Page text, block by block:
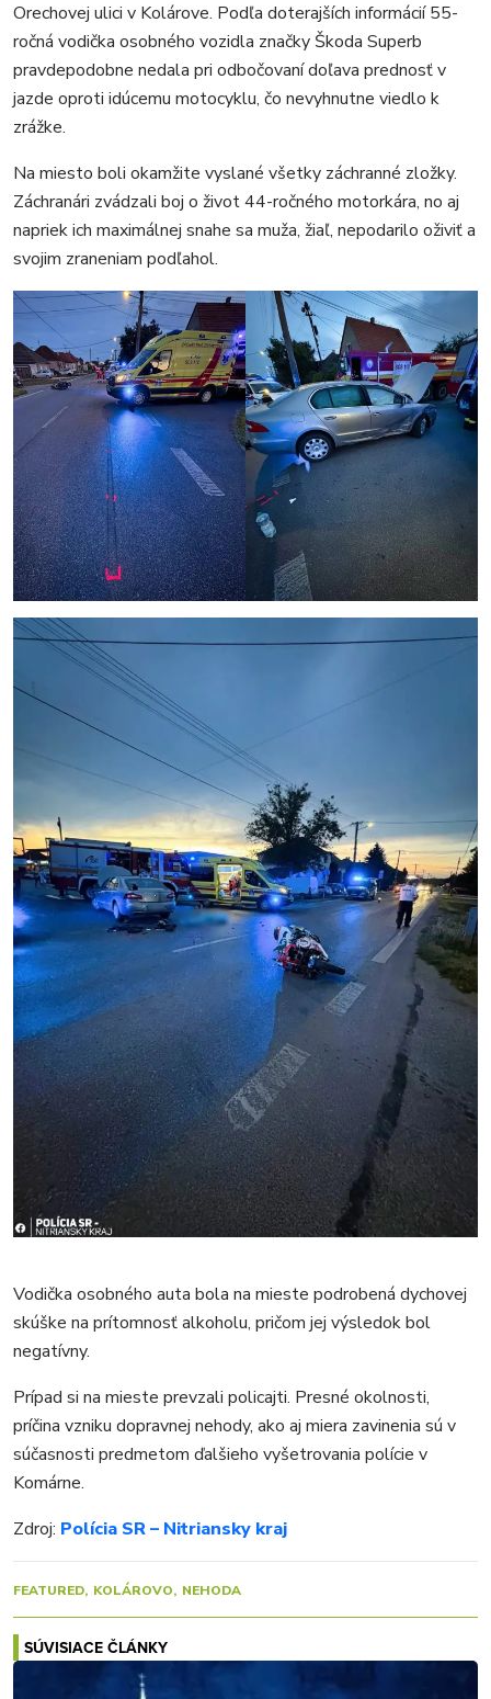
Orechovej ulici v Kolárove. Podľa doterajších informácií 55-
ročná vodička osobného vozidla značky Škoda Superb
pravdepodobne nedala pri odbočovaní doľava prednosť v
jazde oproti idúcemu motocyklu, čo nevyhnutne viedlo k
zrážke.
Na miesto boli okamžite vyslané všetky záchranné zložky.
Záchranári zvádzali boj o život 44-ročného motorkára, no aj
napriek ich maximálnej snahe sa muža, žiaľ, nepodarilo oživiť a
svojim zraneniam podľahol.
Vodička osobného auta bola na mieste podrobená dychovej
skúške na prítomnosť alkoholu, pričom jej výsledok bol
negatívny.
Prípad si na mieste prevzali policajti. Presné okolnosti,
príčina vzniku dopravnej nehody, ako aj miera zavinenia sú v
súčasnosti predmetom ďalšieho vyšetrovania polície v
Komárne.
Zdroj: Polícia SR – Nitriansky kraj
FEATURED KOLÁROVO NEHODA
SÚVISIACE ČLÁNKY